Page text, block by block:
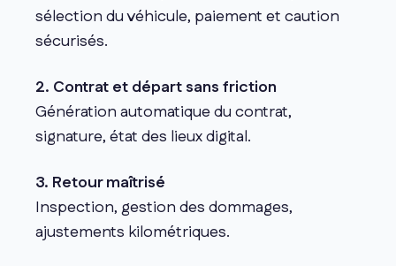
sélection du véhicule, paiement et caution
sécurisés.
2. Contrat et départ sans friction
Génération automatique du contrat,
signature, état des lieux digital.
3. Retour maîtrisé
Inspection, gestion des dommages,
ajustements kilométriques.